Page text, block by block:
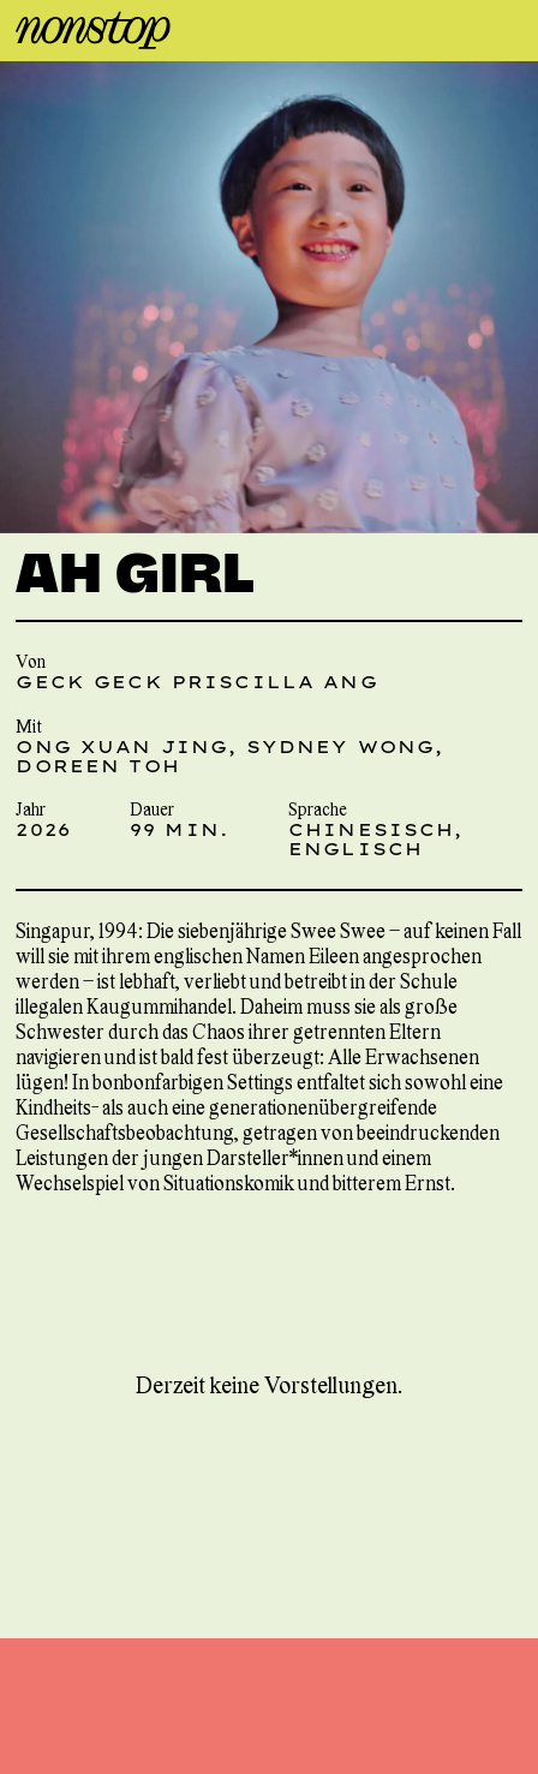
Derzeit keine Vorstellungen.
AH GIRL
Von
GECK GECK PRISCILLA ANG
Mit
ONG XUAN JING, SYDNEY WONG,
DOREEN TOH
Jahr
2026
Dauer
99 MIN.
Sprache
CHINESISCH,
ENGLISCH
Singapur, 1994: Die siebenjährige Swee Swee – auf keinen Fall
will sie mit ihrem englischen Namen Eileen angesprochen
werden – ist lebhaft, verliebt und betreibt in der Schule
illegalen Kaugummihandel. Daheim muss sie als große
Schwester durch das Chaos ihrer getrennten Eltern
navigieren und ist bald fest überzeugt: Alle Erwachsenen
lügen! In bonbonfarbigen Settings entfaltet sich sowohl eine
Kindheits- als auch eine generationenübergreifende
Gesellschaftsbeobachtung, getragen von beeindruckenden
Leistungen der jungen Darsteller*innen und einem
Wechselspiel von Situationskomik und bitterem Ernst.